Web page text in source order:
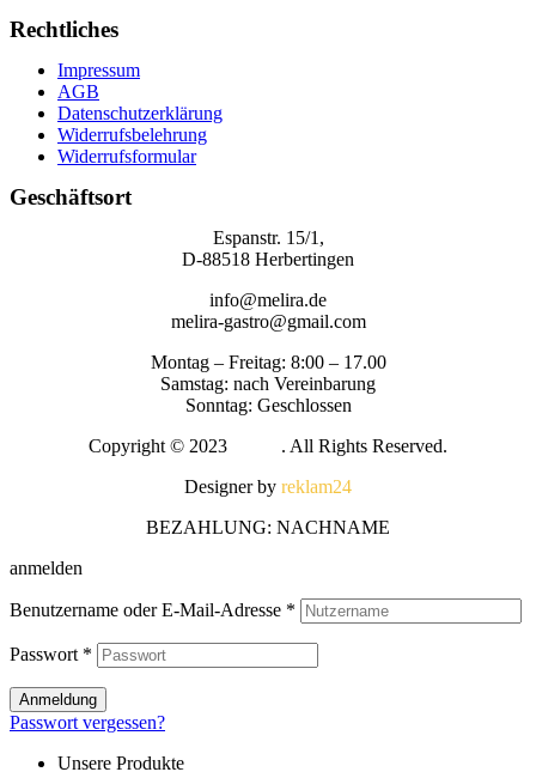
Rechtliches
Impressum
AGB
Datenschutzerklärung
Widerrufsbelehrung
Widerrufsformular
Geschäftsort
Espanstr. 15/1,
D-88518 Herbertingen
info@melira.de
melira-gastro@gmail.com
Montag – Freitag: 8:00 – 17.00
Samstag: nach Vereinbarung
Sonntag: Geschlossen
Copyright © 2023
. All Rights Reserved.
Designer by reklam24
BEZAHLUNG: NACHNAME
anmelden
Benutzername oder E-Mail-Adresse *
Passwort *
Anmeldung
Passwort vergessen?
Unsere Produkte